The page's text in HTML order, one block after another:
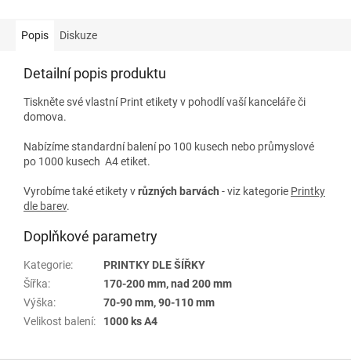
Popis Diskuze
Detailní popis produktu
Tiskněte své vlastní Print etikety v pohodlí vaší kanceláře či
domova.
Nabízíme standardní balení po 100 kusech nebo průmyslové
po 1000 kusech A4 etiket.
Vyrobíme také etikety vrůzných barvách - viz kategorie Printky
dle barev.
Doplňkové parametry
Kategorie:
PRINTKY DLE ŠÍŘKY
Šířka:
170-200 mm, nad 200 mm
Výška:
70-90 mm, 90-110 mm
Velikost balení: 1000 ks A4